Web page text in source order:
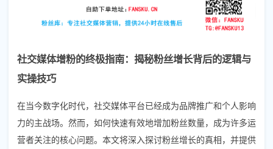
社交媒体增粉的终极指南：揭秘粉丝增长背后的逻辑与
实操技巧
在当今数字化时代，社交媒体平台已经成为品牌推广和个人影响
力的主战场。然而，如何快速有效地增加粉丝数量，成为许多运
营者关注的核心问题。本文将深入探讨粉丝增长的真相，并提供